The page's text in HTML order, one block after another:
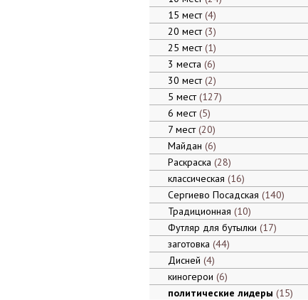
15 мест 4
20 мест 3
25 мест 1
3 места 6
30 мест 2
5 мест 127
6 мест 5
7 мест 20
Майдан 6
Раскраска 28
классическая 16
Сергиево Посадская 140
Традиционная 10
Футляр для бутылки 17
заготовка 44
Дисней 4
киногерои 6
политические лидеры 15